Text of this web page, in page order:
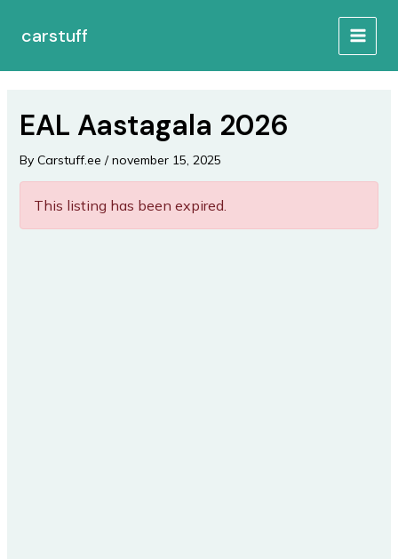
carstuff
MAIN
EAL Aastagala 2026
By Carstuff.ee /november 15, 2025
This listing has been expired.
navigation